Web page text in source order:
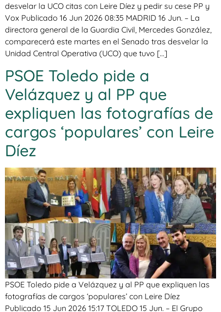
desvelar la UCO citas con Leire Díez y pedir su cese PP y
Vox Publicado 16 Jun 2026 08:35 MADRID 16 Jun. – La
directora general de la Guardia Civil, Mercedes González,
comparecerá este martes en el Senado tras desvelar la
Unidad Central Operativa (UCO) que tuvo […]
PSOE Toledo pide a
Velázquez y al PP que
expliquen las fotografías de
cargos ‘populares’ con Leire
Díez
PSOE Toledo pide a Velázquez y al PP que expliquen las
fotografías de cargos ‘populares’ con Leire Díez
Publicado 15 Jun 2026 15:17 TOLEDO 15 Jun. – El Grupo